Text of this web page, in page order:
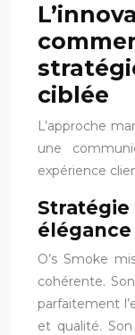
ciblée
L’approche
une
expérience
O’s Smoke
cohérente.
parfaitement
et qualité.